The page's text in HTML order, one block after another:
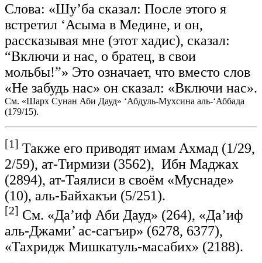
Слова: «Шу’ба сказал: После этого я
встретил ‘Асыма в Медине, и он,
рассказывая мне (этот хадис), сказал:
“Включи и нас, о братец, в свои
мольбы!”» Это означает, что вместо слов
«Не забудь нас» он сказал: «Включи нас».
См. «Шарх Сунан Аби Дауд» ‘Абдуль-Мухсина аль-‘Аббада
(179/15).
[1] Также его приводят имам Ахмад (1/29,
2/59), ат-Тирмизи (3562), Ибн Маджах
(2894), ат-Таялиси в своём «Муснаде»
(10), аль-Байхакъи (5/251).
[2] См. «Да’иф Аби Дауд» (264), «Да’иф
аль-Джами’ ас-сагъир» (6278, 6377),
«Тахридж Мишкатуль-масабих» (2188).